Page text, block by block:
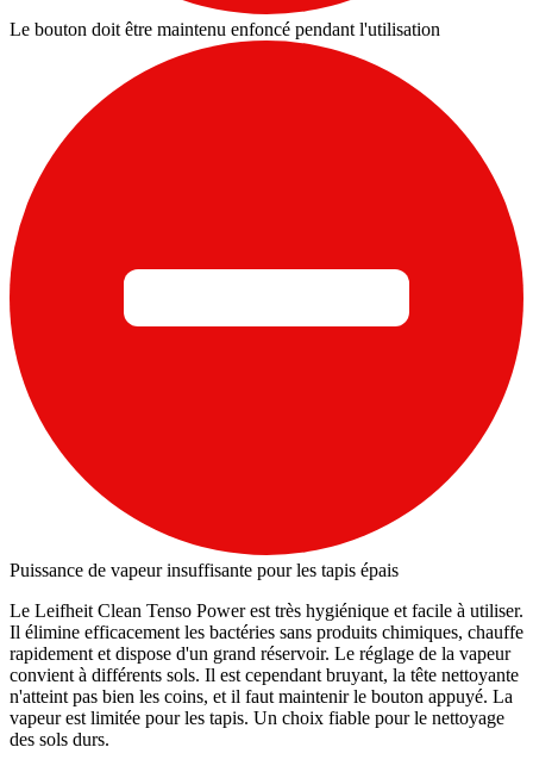
Le bouton doit être maintenu enfoncé pendant l'utilisation
Puissance de vapeur insuffisante pour les tapis épais
Le Leifheit Clean Tenso Power est très hygiénique et facile à utiliser.
Il élimine efficacement les bactéries sans produits chimiques, chauffe
rapidement et dispose d'un grand réservoir. Le réglage de la vapeur
convient à différents sols. Il est cependant bruyant, la tête nettoyante
n'atteint pas bien les coins, et il faut maintenir le bouton appuyé. La
vapeur est limitée pour les tapis. Un choix fiable pour le nettoyage
des sols durs.